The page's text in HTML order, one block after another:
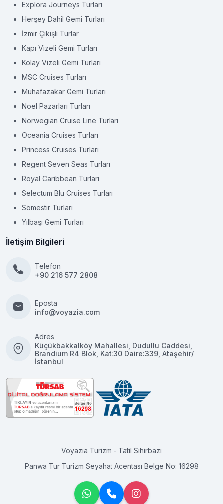
Explora Journeys Turları
Herşey Dahil Gemi Turları
İzmir Çıkışlı Turlar
Kapı Vizeli Gemi Turları
Kolay Vizeli Gemi Turları
MSC Cruises Turları
Muhafazakar Gemi Turları
Noel Pazarları Turları
Norwegian Cruise Line Turları
Oceania Cruises Turları
Princess Cruises Turları
Regent Seven Seas Turları
Royal Caribbean Turları
Selectum Blu Cruises Turları
Sömestir Turları
Yılbaşı Gemi Turları
İletişim Bilgileri
Telefon
+90 216 577 2808
Eposta
info@voyazia.com
Adres
Küçükbakkalköy Mahallesi, Dudullu Caddesi,
Brandium R4 Blok, Kat:30 Daire:339, Ataşehir/
İstanbul
Voyazia Turizm - Tatil Sihirbazı
Panwa Tur Turizm Seyahat Acentası Belge No: 16298